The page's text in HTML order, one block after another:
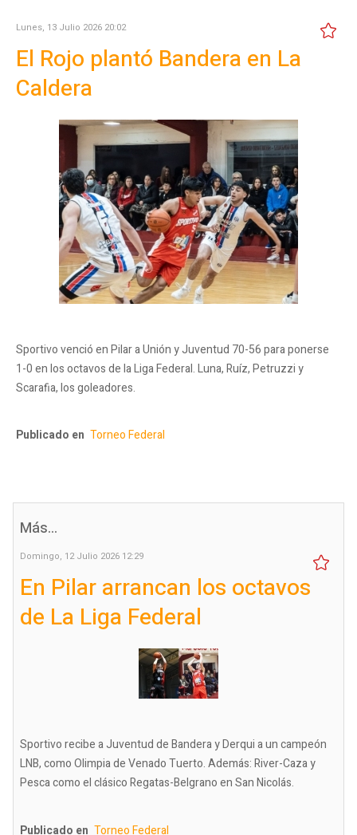
Lunes, 13 Julio 2026 20:02
El Rojo plantó Bandera en La
Caldera
Sportivo venció en Pilar a Unión y Juventud 70-56 para ponerse
1-0 en los octavos de la Liga Federal. Luna, Ruíz, Petruzzi y
Scarafia, los goleadores.
Publicado en Torneo Federal
Más...
Domingo, 12 Julio 2026 12:29
En Pilar arrancan los octavos
de La Liga Federal
Sportivo recibe a Juventud de Bandera y Derqui a un campeón
LNB, como Olimpia de Venado Tuerto. Además: River-Caza y
Pesca como el clásico Regatas-Belgrano en San Nicolás.
Publicado en Torneo Federal